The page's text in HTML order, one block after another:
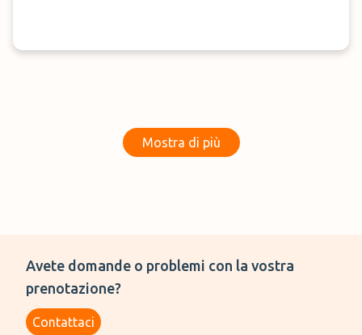
Mostra di più
Avete domande o problemi con la vostra
prenotazione?
Contattaci